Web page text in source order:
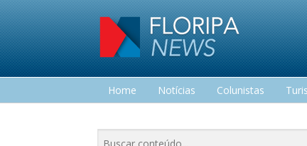
Home Notícias Colunistas